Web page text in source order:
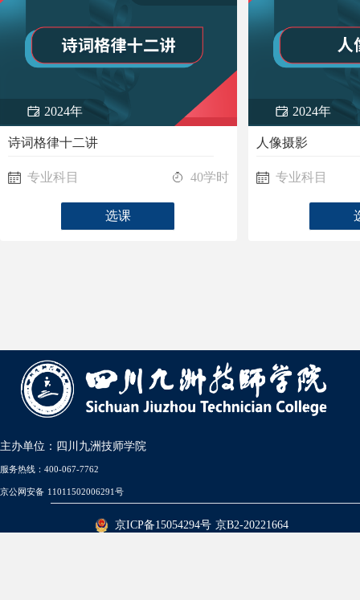
2024年
诗词格律十二讲
专业科目 40学时
选课
2024年
人像摄影
专业科目
主办单位：四川九洲技师学院
服务热线：400-067-7762
京公网安备 11011502006291号
京ICP备15054294号 京B2-20221664